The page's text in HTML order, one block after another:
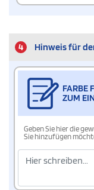
4 Hinweis für
FARBE
ZUM
Geben Sie hier die
Sie hinzufügen